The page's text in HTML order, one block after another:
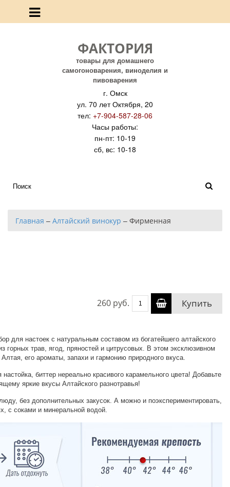
ФАКТОРИЯ
товары для домашнего
самогоноварения, виноделия и
пивоварения
г. Омск
ул. 70 лет Октября, 20
тел: +7-904-587-28-06
Часы работы:
пн-пт: 10-19
сб, вс: 10-18
Главная – Алтайский винокур – Фирменная
260 руб. Купить
для настоек с натуральным составом из богатейшего алтайского
трав, ягод, пряностей и цитрусовых. В этом эксклюзивном
его ароматы, запахи и гармонию природного вкуса.
биттер нереально красивого карамельного цвета! Добавьте
яркие вкусы Алтайского разнотравья!
без дополнительных закусок. А можно и поэкспериментировать,
с соками и минеральной водой.